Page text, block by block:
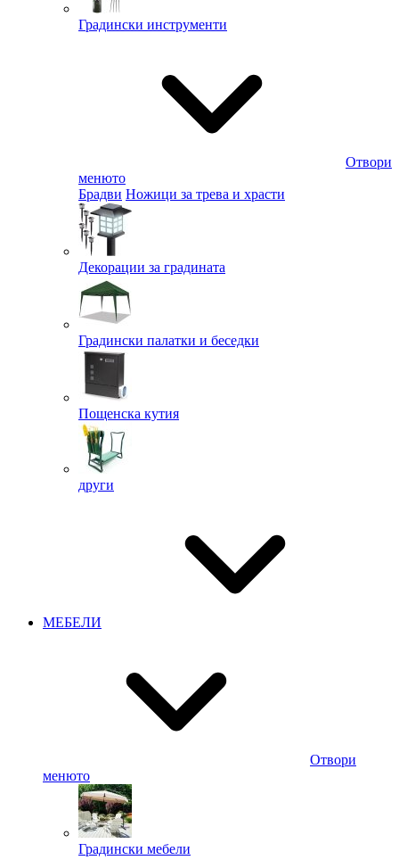
Градински инструменти
Отвори
менюто
Брадви Ножици за трева и храсти
Декорации за градината
Градински палатки и беседки
Пощенска кутия
други
МЕБЕЛИ
Отвори
менюто
Градински мебели